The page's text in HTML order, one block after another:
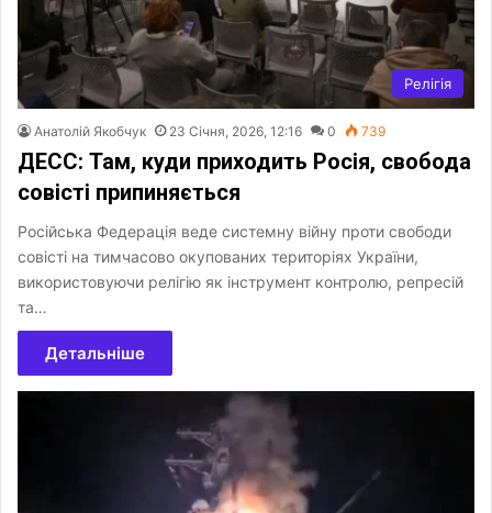
Релігія
Анатолій Якобчук 23 Січня, 2026, 12:16 0 739
ДЕСС: Там, куди приходить Росія, свобода
совісті припиняється
Російська Федерація веде системну війну проти свободи
совісті на тимчасово окупованих територіях України,
використовуючи релігію як інструмент контролю, репресій
та…
Детальніше